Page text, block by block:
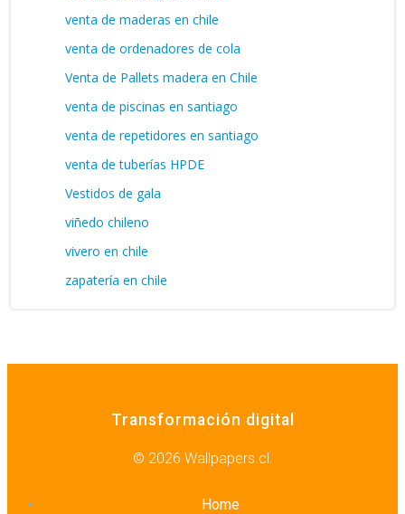
venta de maderas en chile
venta de ordenadores de cola
Venta de Pallets madera en Chile
venta de piscinas en santiago
venta de repetidores en santiago
venta de tuberías HPDE
Vestidos de gala
viñedo chileno
vivero en chile
zapatería en chile
Transformación digital
© 2026 Wallpapers.cl.
Home